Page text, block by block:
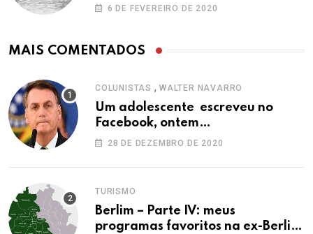
6 DE FEVEREIRO DE 2020
MAIS COMENTADOS
COLUNISTAS , WALTER NAVARRO
Um adolescente escreveu no
Facebook, ontem…
28 DE DEZEMBRO DE 2020
TURISMO
Berlim – Parte IV: meus
programas favoritos na ex-Berlim